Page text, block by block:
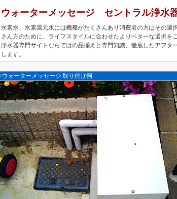
ウォーターメッセージ セントラル浄水
水素水、水素還元水には機種がたくさんあり消費者の方はその
さん方のために、ライフスタイルに合わせたよりベターな選択を
浄水器専門サイトならではの品揃えと専門知識、徹底したアフ
します。
ウォーターメッセージ 取り付け例